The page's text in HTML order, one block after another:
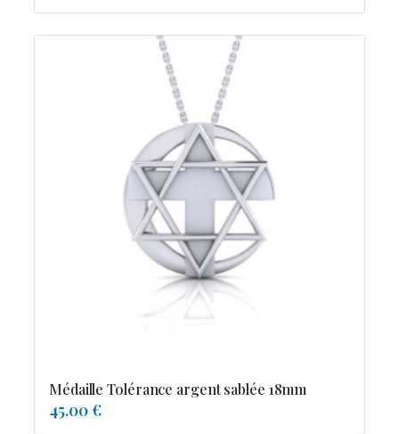
Médaille Tolérance argent sablée 18mm
45.00 €